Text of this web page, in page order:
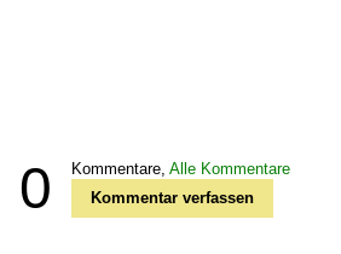
0 Kommentare, Alle Kommentare
Kommentar verfassen